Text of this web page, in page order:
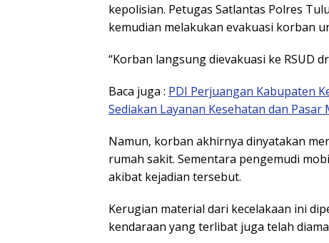
kepolisian. Petugas Satlantas Polres
kemudian melakukan evakuasi korban
“Korban langsung dievakuasi ke RSUD
Baca juga : PDI Perjuangan Kabupaten
Sediakan Layanan Kesehatan dan Pasar
Namun, korban akhirnya dinyatakan
rumah sakit. Sementara pengemudi
akibat kejadian tersebut.
Kerugian material dari kecelakaan ini
kendaraan yang terlibat juga telah